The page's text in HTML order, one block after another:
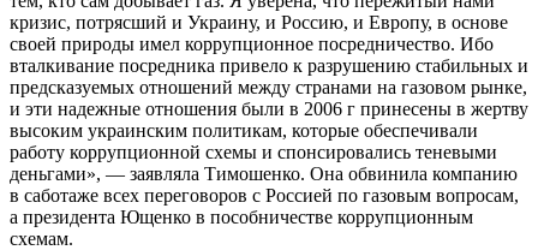
кризис, потрясший и Украину, и Россию, и Европу, в основе
своей природы имел коррупционное посредничество. Ибо
вталкивание посредника привело к разрушению стабильных и
предсказуемых отношений между странами на газовом рынке,
и эти надежные отношения были в 2006 г принесены в жертву
высоким украинским политикам, которые обеспечивали
работу коррупционной схемы и спонсировались теневыми
деньгами», — заявляла Тимошенко. Она обвинила компанию
в саботаже всех переговоров с Россией по газовым вопросам,
а президента Ющенко в пособничестве коррупционным
схемам.